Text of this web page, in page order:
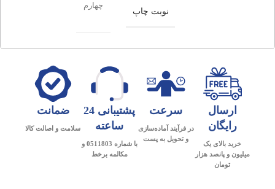
نوبت چاپ
چهارم
ارسال
رایگان
خرید بالای یک
میلیون و پانصد هزار
تومان
سرعت
در فرآیند آماده‌سازی
و تحویل به پست
پشتیبانی 24
ساعته
با شماره 0511803 و
مکالمه برخط
ضمانت
سلامت و اصالت کالا